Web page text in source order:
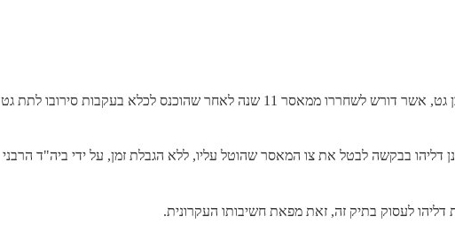
בית המשפט העליון ידון מחר (שני) בעתירתו של בעל סרבן גט, אשר דורש לשחררו ממאסר 11 שנה לאחר שהוכנס לכלא בעקבות סירובו לתת גט
דליהו בבקשה לבטל את צו המאסר שהוטל עליו, ללא הגבלת זמן, על ידי ביה"ד הרבני
לעסוק בתיק זה, זאת מפאת חשיבותו העקרונית.